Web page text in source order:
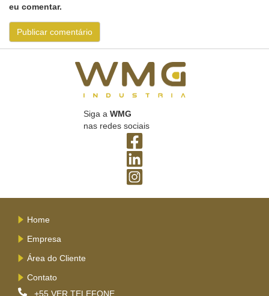
eu comentar.
Siga a WMG
nas redes sociais
Home
Empresa
Área do Cliente
Contato
+55 VER TELEFONE